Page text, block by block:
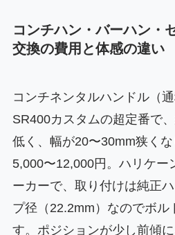
コンチハン・バーハン・
交換の費用と体感の違い
コンチネンタルハンドル（
SR400カスタムの超定番で
低く、幅が20〜30mm狭く
5,000〜12,000円。ハリケー
ーカーで、取り付けは純正
プ径（22.2mm）なのでボル
す。ポジションが少し前傾